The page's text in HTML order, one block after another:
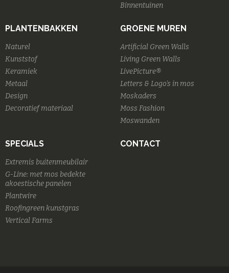
Binnentuinen
PLANTENBAKKEN
Naturel
Kunststof
Keramiek
Metaal
Design
Decoratief materiaal
GROENE MUREN
Artificial Green Walls
Living Green Walls
LivePicture®
Letters & Logo's in mos
Moskaders
Moss Fashion
Moswanden
SPECIALS
Extremis buitenmeubilair
G-Line: met mos bedekte
akoestische panelen
Plantwire
Roofingreen kunstgras
Vertical Farms
CONTACT